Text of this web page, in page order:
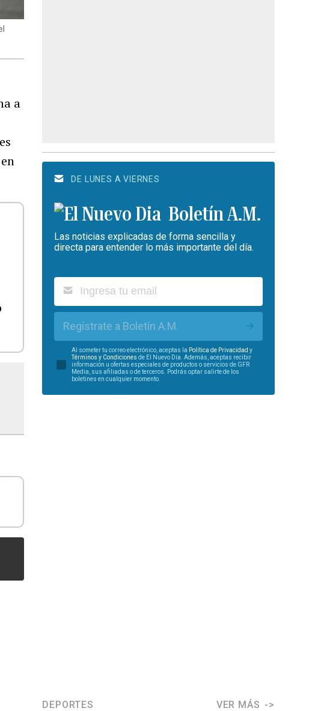
a
DE LUNES A VIERNES
Boletín A.M.
Las noticias explicadas de forma sencilla y
directa para entender lo más importante del día.
Regístrate a Boletín A.M.
Al someter tu correo electrónico, aceptas la Política de Privacidad y
Términos y Condiciones de El Nuevo Día. Además, aceptas recibir
información u ofertas especiales de productos o servicios de GFR
Media, sus afiliadas o de terceros. Podrás optar salirte de los
boletines en cualquier momento.
DEPORTES VER MÁS